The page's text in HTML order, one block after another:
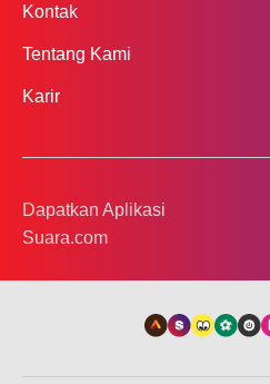
Kontak
Tentang Kami
Karir
Dapatkan Aplikasi
Suara.com